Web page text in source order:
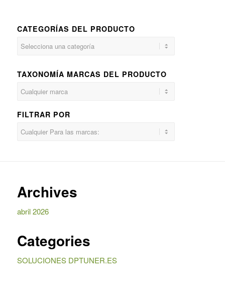
CATEGORÍAS DEL PRODUCTO
TAXONOMÍA MARCAS DEL PRODUCTO
FILTRAR POR
Archives
abril 2026
Categories
SOLUCIONES DPTUNER.ES